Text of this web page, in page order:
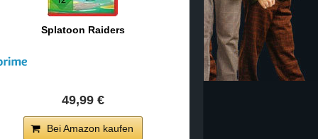
Splatoon Raiders
49,99 €
Bei Amazon kaufen